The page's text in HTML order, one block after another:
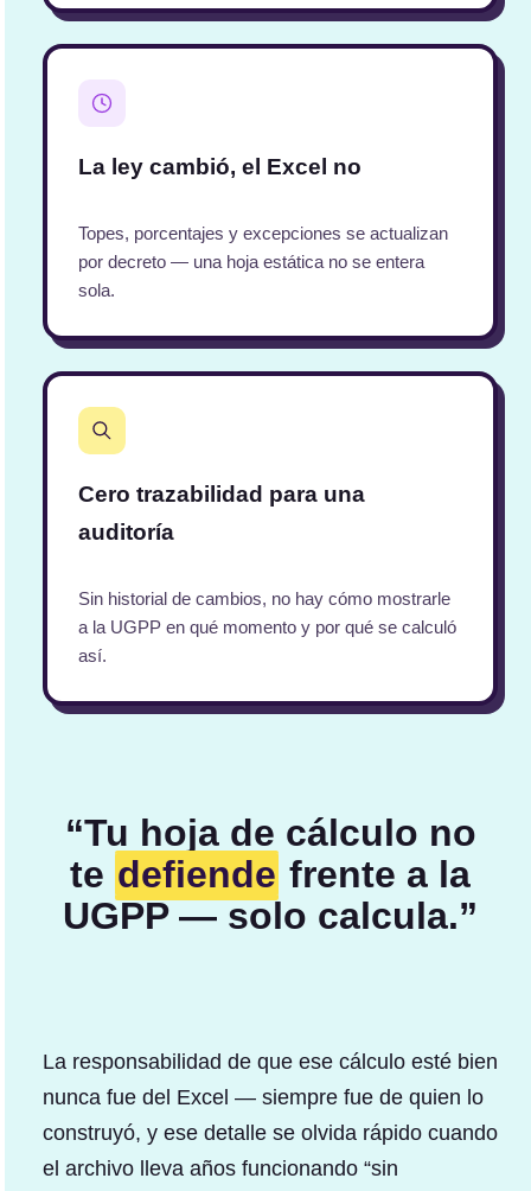
La ley cambió, el Excel no
Topes, porcentajes y excepciones se actualizan
por decreto — una hoja estática no se entera
sola.
Cero trazabilidad para una
auditoría
Sin historial de cambios, no hay cómo mostrarle
a la UGPP en qué momento y por qué se calculó
así.
“Tu hoja de cálculo no
te defiende frente a la
UGPP — solo calcula.”
La responsabilidad de que ese cálculo esté bien
nunca fue del Excel — siempre fue de quien lo
construyó, y ese detalle se olvida rápido cuando
el archivo lleva años funcionando “sin